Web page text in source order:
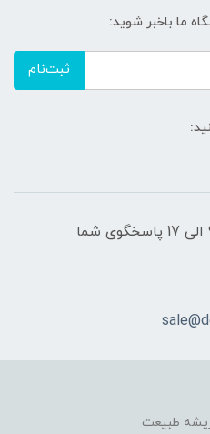
ما باخبر شوید:
ثبت‌نام
شنبه تا پنج شنبه ، از ساعت 9 الی 17 پاسخگوی شما
طبیعت